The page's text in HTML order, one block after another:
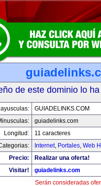
de este dominio lo
GUIADELINKS.COM
guiadelinks.com
Longitud:
11 caracteres
Internet, Portales, Web
Precio:
Realizar una oferta!
Visitar!
guiadelinks.com
Serán consideradas